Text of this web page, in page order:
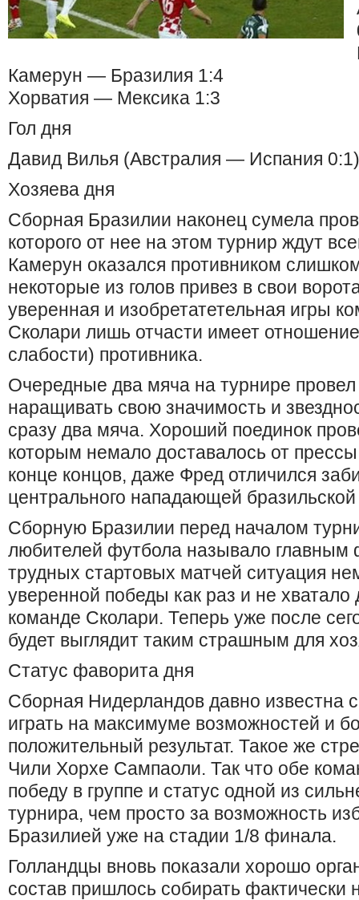
Камерун — Бразилия 1:4
Хорватия — Мексика 1:3
Гол дня
Давид Вилья (Австралия — Испания 0:1)
Хозяева дня
Сборная Бразилии наконец сумела
которого от нее на этом турнир ждут
Камерун оказался противником
некоторые из голов привез в свои
уверенная и изобретатетельная игры
Сколари лишь отчасти имеет
слабости) противника.
Очередные два мяча на турнире
наращивать свою значимость и
сразу два мяча. Хороший поединок
которым немало доставалось от
конце концов, даже Фред отличился
центрального нападающей
Сборную Бразилии перед началом
любителей футбола называло главным
трудных стартовых матчей ситуация
уверенной победы как раз и не хватало
команде Сколари. Теперь уже после
будет выглядит таким страшным для
Статус фаворита дня
Сборная Нидерландов давно известна
играть на максимуме возможностей и
положительный результат. Такое же
Чили Хорхе Сампаоли. Так что обе
победу в группе и статус одной из
турнира, чем просто за возможность
Бразилией уже на стадии 1/8 финала.
Голландцы вновь показали хорошо
состав пришлось собирать фактически